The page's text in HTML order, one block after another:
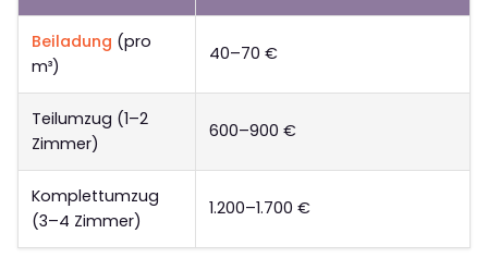
Beiladung (pro
m³)
40–70 €
Teilumzug (1–2
Zimmer)
600–900 €
Komplettumzug
(3–4 Zimmer)
1.200–1.700 €